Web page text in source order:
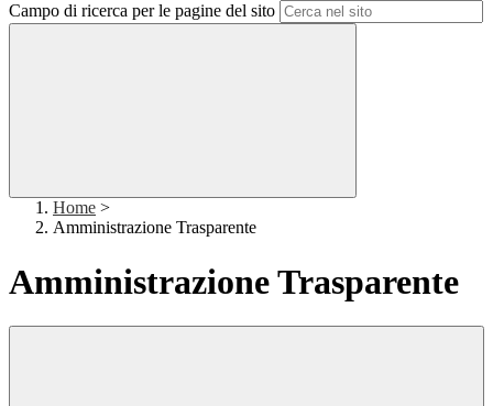
Campo di ricerca per le pagine del sito
Home >
Amministrazione Trasparente
Amministrazione Trasparente